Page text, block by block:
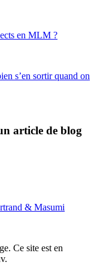
en MLM ?
s’en sortir quand on
article de blog
& Masumi
Ce site est en